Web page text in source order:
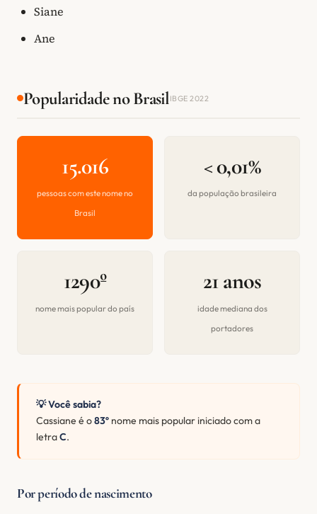
Siane
Ane
Popularidade no BrasilIBGE 2022
15.016
pessoas com este nome no
Brasil
< 0,01%
da população brasileira
1290º
nome mais popular do país
21 anos
idade mediana dos
portadores
💡 Você sabia?
Cassiane é o83º nome mais popular iniciado com a
letraC.
Por período de nascimento